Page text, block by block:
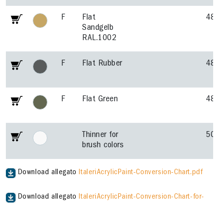
F
Flat
Sandgelb
RAL.1002
F Flat Rubber
F Flat Green
Thinner for
brush colors
Download allegatoItaleriAcrylicPaint-Conversion-Chart.pdf
Download allegatoItaleriAcrylicPaint-Conversion-Chart-for-